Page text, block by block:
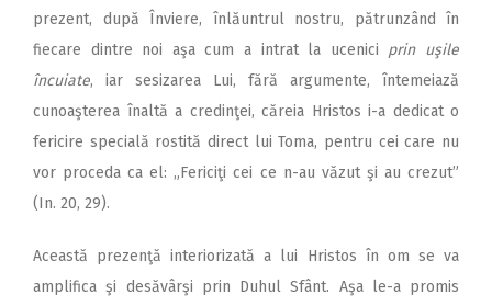
prezent, după Înviere, înlăuntrul nostru, pătrunzând în
fiecare dintre noi aşa cum a intrat la ucenici prin uşile
încuiate, iar sesizarea Lui, fără argumente, întemeiază
cunoaşterea înaltă a credinţei, căreia Hristos i-a dedicat o
fericire specială rostită direct lui Toma, pentru cei care nu
vor proceda ca el: „Fericiţi cei ce n-au văzut şi au crezut”
(In. 20, 29).
Această prezenţă interiorizată a lui Hristos în om se va
amplifica şi desăvârşi prin Duhul Sfânt. Aşa le-a promis